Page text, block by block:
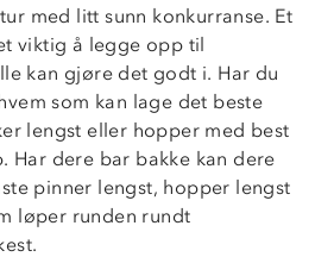
med litt sunn konkurranse. Et
viktig å legge opp til
kan gjøre det godt i. Har du
som kan lage det beste
lengst eller hopper med best
Har dere bar bakke kan dere
pinner lengst, hopper lengst
løper runden rundt